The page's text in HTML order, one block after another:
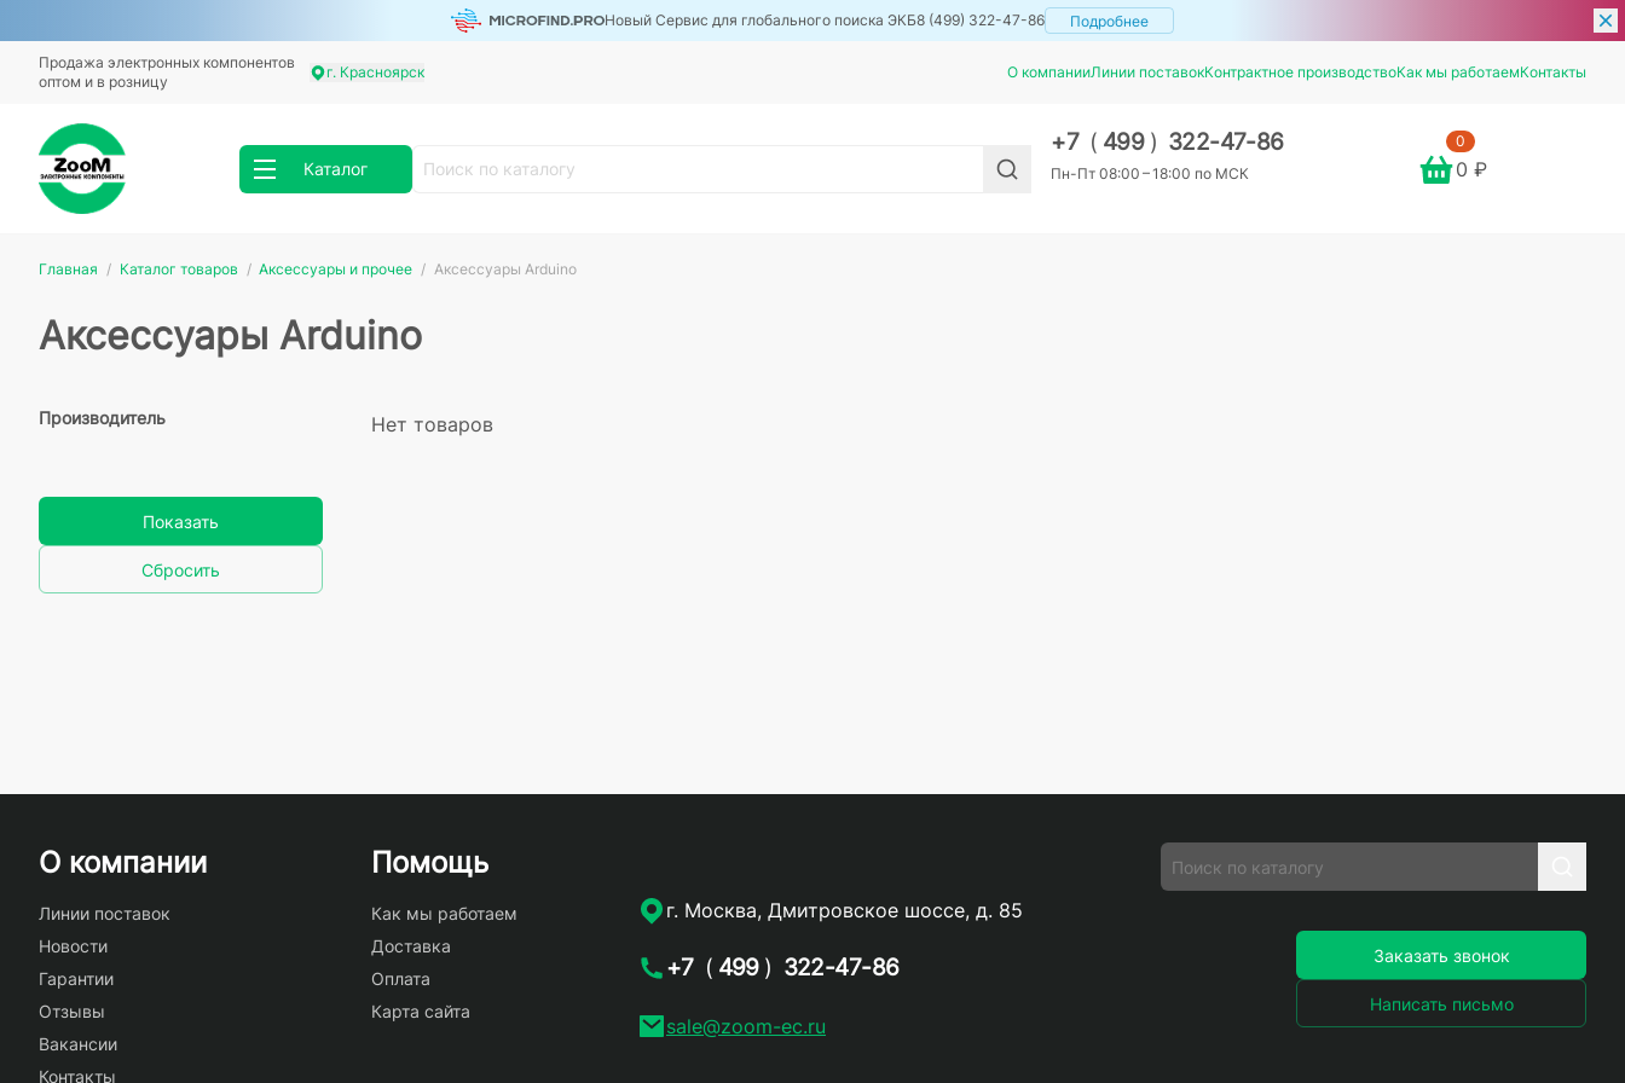
Новый Сервис для глобального поиска ЭКБ8 (499) 322-47-86 Подробнее
Продажа электронных компонентов
оптом и в розницу
г. Красноярск О компанииЛинии поставокКонтрактное производствоКак мы работаемКонтакты
Каталог
+7 ( 499 ) 322-47-86
Пн-Пт 08:00 – 18:00 по МСК
0
0 ₽
Главная Каталог товаров Аксессуары и прочее Аксессуары Arduino
Аксессуары Arduino
Производитель
Показать
Сбросить
Нет товаров
О компании
Линии поставок
Новости
Гарантии
Отзывы
Вакансии
Контакты
Помощь
Как мы работаем
Доставка
Оплата
Карта сайта
г. Москва, Дмитровское шоссе, д. 85
+7 ( 499 ) 322-47-86
sale@zoom-ec.ru
Заказать звонок
Написать письмо